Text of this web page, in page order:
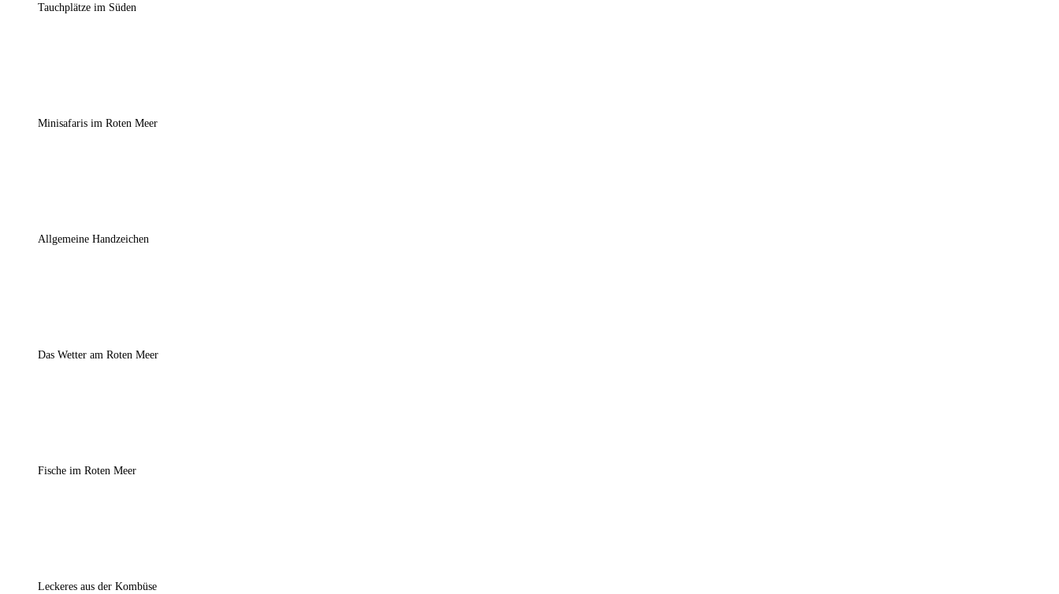
Tauchplätze im Süden
Minisafaris im Roten Meer
Allgemeine Handzeichen
Das Wetter am Roten Meer
Fische im Roten Meer
Leckeres aus der Kombüse